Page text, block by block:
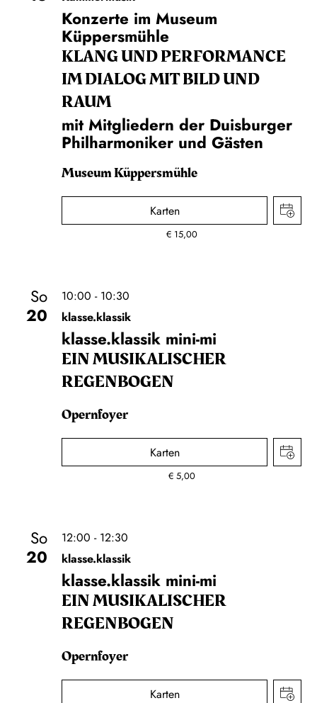
Konzerte im Museum
Küppersmühle
KLANG UND PERFORMANCE
IM DIALOG MIT BILD UND
RAUM
mit Mitgliedern der Duisburger
Philharmoniker und Gästen
Museum Küppersmühle
Karten
€ 15,00
So
20
10:00 - 10:30
klasse.klassik
klasse.klassik mini-mi
EIN MUSIKALISCHER
REGENBOGEN
Opernfoyer
Karten
€ 5,00
So
20
12:00 - 12:30
klasse.klassik
klasse.klassik mini-mi
EIN MUSIKALISCHER
REGENBOGEN
Opernfoyer
Karten